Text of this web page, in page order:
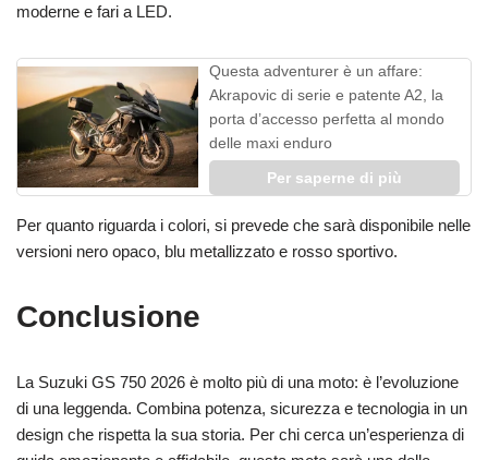
moderne e fari a LED.
Questa adventurer è un affare:
Akrapovic di serie e patente A2, la
porta d’accesso perfetta al mondo
delle maxi enduro
Per saperne di più
Per quanto riguarda i colori, si prevede che sarà disponibile nelle
versioni nero opaco, blu metallizzato e rosso sportivo.
Conclusione
La Suzuki GS 750 2026 è molto più di una moto: è l’evoluzione
di una leggenda. Combina potenza, sicurezza e tecnologia in un
design che rispetta la sua storia. Per chi cerca un’esperienza di